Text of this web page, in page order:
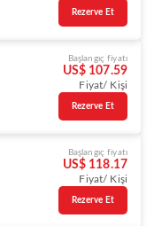
Rezerve Et
Başlangıç fiyatı
US$ 107.59
Fiyat/ Kişi
Rezerve Et
Başlangıç fiyatı
US$ 118.17
Fiyat/ Kişi
Rezerve Et